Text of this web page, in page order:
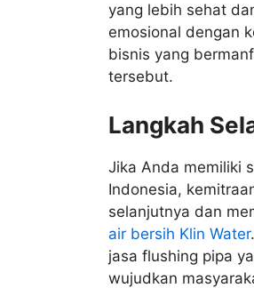
yang lebih sehat
emosional dengan
bisnis yang
tersebut.
Langkah
Jika Anda memiliki
Indonesia,
selanjutnya dan
air bersih Klin Water
jasa flushing pipa
wujudkan